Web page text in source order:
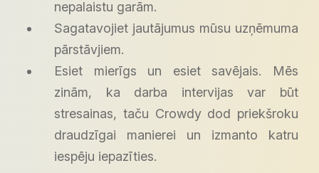
nepalaistu garām.
Sagatavojiet jautājumus mūsu uzņēmuma
pārstāvjiem.
Esiet mierīgs un esiet savējais. Mēs
zinām, ka darba intervijas var būt
stresainas, taču Crowdy dod priekšroku
draudzīgai manierei un izmanto katru
iespēju iepazīties.